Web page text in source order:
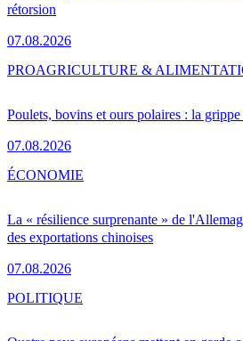
rétorsion
07.08.2026
Poulets, bovins et ours polaires : la
07.08.2026
PROAGRICULTURE &
La « résilience surprenante » de
des exportations chinoises
07.08.2026
ÉCONOMIE
POLITIQUE